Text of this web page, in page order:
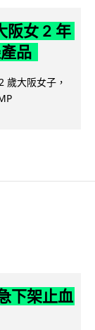
阪女 2 年
品
歲大阪女子，
下架止血